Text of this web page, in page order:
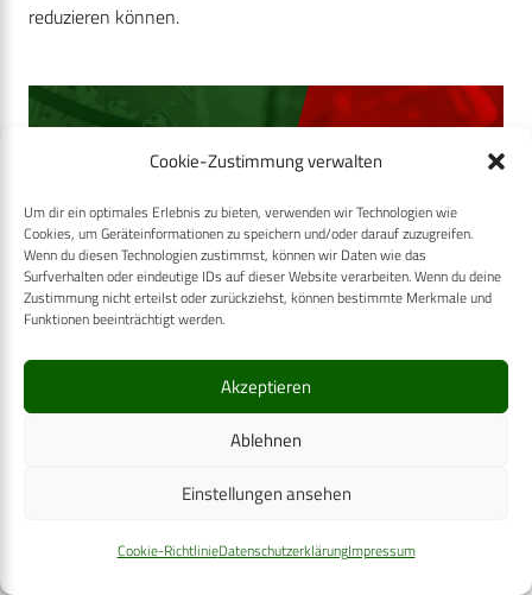
Cookie-Zustimmung verwalten
Um dir ein optimales Erlebnis zu bieten, verwenden wir Technologien wie
Cookies, um Geräteinformationen zu speichern und/oder darauf zuzugreifen.
Wenn du diesen Technologien zustimmst, können wir Daten wie das
Surfverhalten oder eindeutige IDs auf dieser Website verarbeiten. Wenn du deine
Zustimmung nicht erteilst oder zurückziehst, können bestimmte Merkmale und
Funktionen beeinträchtigt werden.
Akzeptieren
Ablehnen
Einstellungen ansehen
Cookie-RichtlinieDatenschutzerklärungImpressum
reduzieren können.